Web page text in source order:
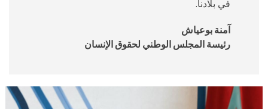
في بلادنا.
آمنة بوعياش
رئيسة المجلس الوطني لحقوق الإنسان